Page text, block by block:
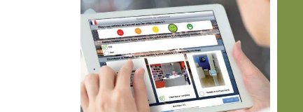
APPLICATIONS MOBILES LOGICIELS MÉTIERS
Touchquizz